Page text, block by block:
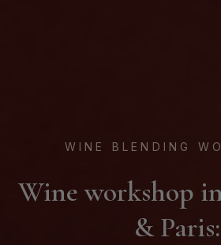
WINE BLENDING
Wine workshop
& Paris: